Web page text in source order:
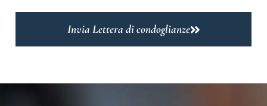
Invia Lettera di condoglianze